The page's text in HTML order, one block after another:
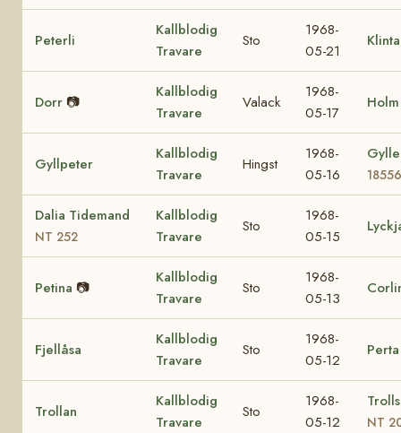
Peterli
Kallblodig
Travare
Sto
1968-
05-21
Dorr 📷
Kallblodig
Travare
Valack
1968-
05-17
Gyllpeter
Kallblodig
Travare
Hingst
1968-
05-16
18556
Dalia Tidemand
NT 252
Kallblodig
Travare
Sto
1968-
05-15
Petina 📷
Kallblodig
Travare
Sto
1968-
05-13
Fjellåsa
Kallblodig
Travare
Sto
1968-
05-12
Perta
Trollan
Kallblodig
Travare
Sto
1968-
05-12
NT